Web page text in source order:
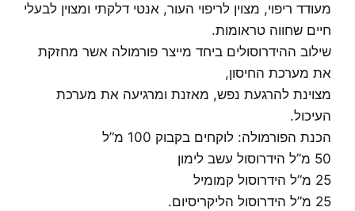
מעודד ריפוי, מצוין לריפוי העור, אנטי דלקתי ומצוין לבעלי
חיים שחווה טראומות.
שילוב ההידרוסולים ביחד מייצר פורמולה אשר מחזקת
את מערכת החיסון,
מצוינת להרגעת נפש, מאזנת ומרגיעה את מערכת
העיכול.
הכנת הפורמולה: לוקחים בקבוק 100 מ”ל
50 מ”ל הידרוסול עשב לימון
25 מ”ל הידרוסול קמומיל
25 מ”ל הידרוסול הליקריסיום.